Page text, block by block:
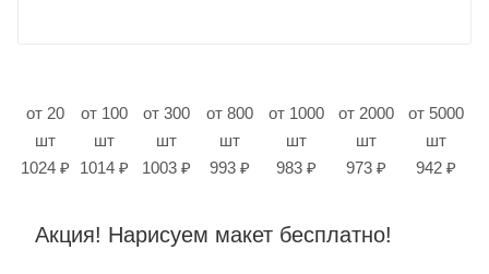
от 20
шт
1024 ₽
от 100
шт
1014 ₽
от 300
шт
1003 ₽
от 800
шт
993 ₽
от 1000
шт
983 ₽
от 2000
шт
973 ₽
от 5000
шт
942 ₽
Акция! Нарисуем макет бесплатно!